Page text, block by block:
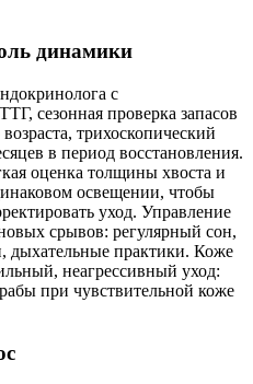
динамики
с
сезонная проверка запасов
трихоскопический
в период восстановления.
оценка толщины хвоста и
освещении, чтобы
уход. Управление
срывов: регулярный сон,
дыхательные практики. Коже
неагрессивный уход:
при чувствительной коже